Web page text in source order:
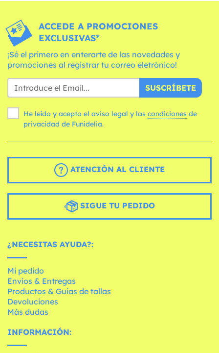
ACCEDE A PROMOCIONES
EXCLUSIVAS*
¡Sé el primero en enterarte de las novedades y
promociones al registrar tu correo eletrónico!
SUSCRÍBETE
He leído y acepto el aviso legal y las condiciones
privacidad de Funidelia.
ATENCIÓN AL CLIENTE
SIGUE TU PEDIDO
¿NECESITAS AYUDA?:
Mi pedido
Envíos & Entregas
Productos & Guías de tallas
Devoluciones
Más dudas
INFORMACIÓN: